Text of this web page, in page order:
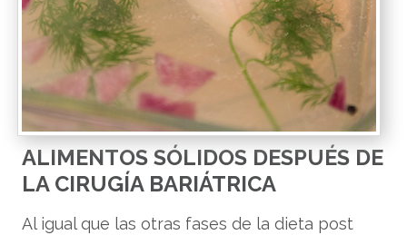
ALIMENTOS SÓLIDOS DESPUÉS DE
LA CIRUGÍA BARIÁTRICA
Al igual que las otras fases de la dieta post